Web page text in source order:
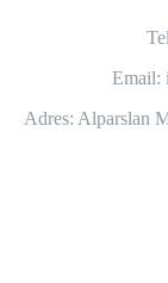
Email:
Adres: Alparslan